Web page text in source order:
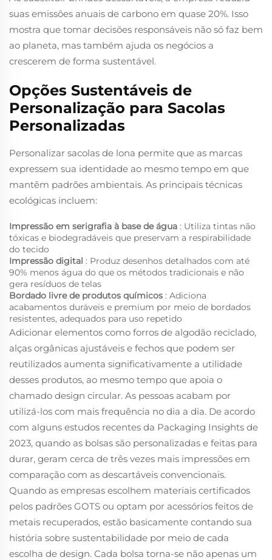
suas emissões anuais de carbono em quase 20%. Isso
mostra que tomar decisões responsáveis não só faz bem
ao planeta, mas também ajuda os negócios a
crescerem de forma sustentável.
Opções Sustentáveis de
Personalização para Sacolas
Personalizadas
Personalizar sacolas de lona permite que as marcas
expressem sua identidade ao mesmo tempo em que
mantêm padrões ambientais. As principais técnicas
ecológicas incluem:
Impressão em serigrafia à base de água : Utiliza tintas não
tóxicas e biodegradáveis que preservam a respirabilidade
do tecido
Impressão digital : Produz desenhos detalhados com até
90% menos água do que os métodos tradicionais e não
gera resíduos de telas
Bordado livre de produtos químicos : Adiciona
acabamentos duráveis e premium por meio de bordados
resistentes, adequados para uso repetido
Adicionar elementos como forros de algodão reciclado,
alças orgânicas ajustáveis e fechos que podem ser
reutilizados aumenta significativamente a utilidade
desses produtos, ao mesmo tempo que apoia o
chamado design circular. As pessoas acabam por
utilizá-los com mais frequência no dia a dia. De acordo
com alguns estudos recentes da Packaging Insights de
2023, quando as bolsas são personalizadas e feitas para
durar, geram cerca de três vezes mais impressões em
comparação com as descartáveis convencionais.
Quando as empresas escolhem materiais certificados
pelos padrões GOTS ou optam por acessórios feitos de
metais recuperados, estão basicamente contando sua
história sobre sustentabilidade por meio de cada
escolha de design. Cada bolsa torna-se não apenas um